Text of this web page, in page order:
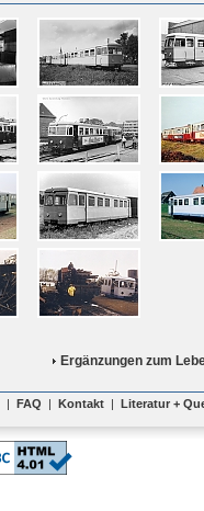
Ergänzungen zum
| FAQ | Kontakt | Literatur +